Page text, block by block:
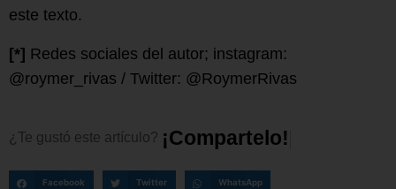
este texto.
[*] Redes sociales del autor; instagram:
@roymer_rivas / Twitter: @RoymerRivas
¿Te gustó este artículo? ¡Compartelo!
Facebook Twitter WhatsApp